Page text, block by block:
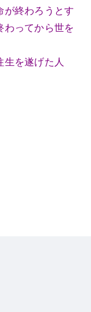
が終わろうとす
わってから世を
生を遂げた人